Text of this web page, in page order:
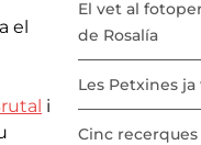
el
i
El vet al
de Rosalía
Les Petxines
Cinc